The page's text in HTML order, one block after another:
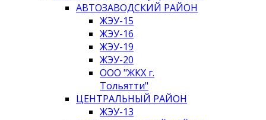
АВТОЗАВОДСКИЙ РАЙОН
ЖЭУ-15
ЖЭУ-16
ЖЭУ-19
ЖЭУ-20
ООО "ЖКХ г.
Тольятти"
ЦЕНТРАЛЬНЫЙ РАЙОН
ЖЭУ-13